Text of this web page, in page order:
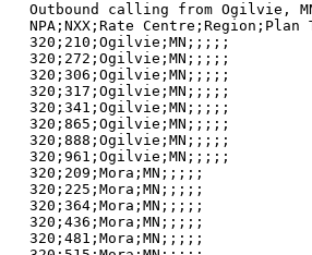
Outbound calling from Ogilvie,
NPA;NXX;Rate
320;210;Ogilvie;MN;;;;;
320;272;Ogilvie;MN;;;;;
320;306;Ogilvie;MN;;;;;
320;317;Ogilvie;MN;;;;;
320;341;Ogilvie;MN;;;;;
320;865;Ogilvie;MN;;;;;
320;888;Ogilvie;MN;;;;;
320;961;Ogilvie;MN;;;;;
320;209;Mora;MN;;;;;
320;225;Mora;MN;;;;;
320;364;Mora;MN;;;;;
320;436;Mora;MN;;;;;
320;481;Mora;MN;;;;;